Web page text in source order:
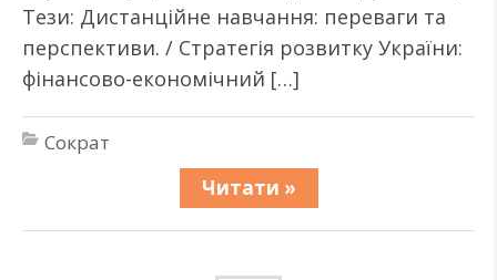
Тези: Дистанційне навчання: переваги та
перспективи. / Стратегія розвитку України:
фінансово-економічний […]
Сократ
Читати »